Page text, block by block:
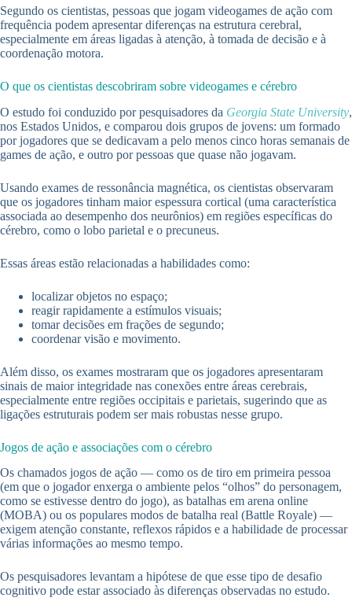
Segundo os cientistas, pessoas que jogam videogames de ação com
frequência podem apresentar diferenças na estrutura cerebral,
especialmente em áreas ligadas à atenção, à tomada de decisão e à
coordenação motora.
O que os cientistas descobriram sobre videogames e cérebro
O estudo foi conduzido por pesquisadores da Georgia State University,
nos Estados Unidos, e comparou dois grupos de jovens: um formado
por jogadores que se dedicavam a pelo menos cinco horas semanais de
games de ação, e outro por pessoas que quase não jogavam.
Usando exames de ressonância magnética, os cientistas observaram
que os jogadores tinham maior espessura cortical (uma característica
associada ao desempenho dos neurônios) em regiões específicas do
cérebro, como o lobo parietal e o precuneus.
Essas áreas estão relacionadas a habilidades como:
localizar objetos no espaço;
reagir rapidamente a estímulos visuais;
tomar decisões em frações de segundo;
coordenar visão e movimento.
Além disso, os exames mostraram que os jogadores apresentaram
sinais de maior integridade nas conexões entre áreas cerebrais,
especialmente entre regiões occipitais e parietais, sugerindo que as
ligações estruturais podem ser mais robustas nesse grupo.
Jogos de ação e associações com o cérebro
Os chamados jogos de ação — como os de tiro em primeira pessoa
(em que o jogador enxerga o ambiente pelos “olhos” do personagem,
como se estivesse dentro do jogo), as batalhas em arena online
(MOBA) ou os populares modos de batalha real (Battle Royale) —
exigem atenção constante, reflexos rápidos e a habilidade de processar
várias informações ao mesmo tempo.
Os pesquisadores levantam a hipótese de que esse tipo de desafio
cognitivo pode estar associado às diferenças observadas no estudo.